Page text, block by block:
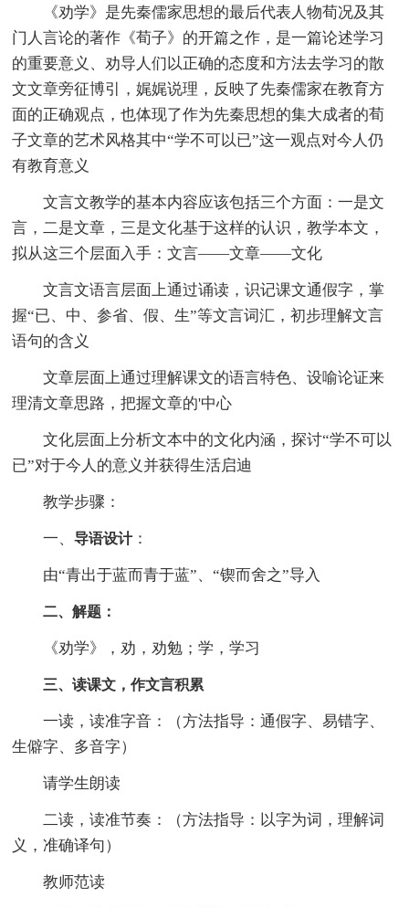
《劝学》是先秦儒家思想的最后代表人物荀况及其
门人言论的著作《荀子》的开篇之作，是一篇论述学习
的重要意义、劝导人们以正确的态度和方法去学习的散
文文章旁征博引，娓娓说理，反映了先秦儒家在教育方
面的正确观点，也体现了作为先秦思想的集大成者的荀
子文章的艺术风格其中“学不可以已”这一观点对今人仍
有教育意义
文言文教学的基本内容应该包括三个方面：一是文
言，二是文章，三是文化基于这样的认识，教学本文，
拟从这三个层面入手：文言——文章——文化
文言文语言层面上通过诵读，识记课文通假字，掌
握“已、中、参省、假、生”等文言词汇，初步理解文言
语句的含义
文章层面上通过理解课文的语言特色、设喻论证来
理清文章思路，把握文章的'中心
文化层面上分析文本中的文化内涵，探讨“学不可以
已”对于今人的意义并获得生活启迪
教学步骤：
一、导语设计：
由“青出于蓝而青于蓝”、“锲而舍之”导入
二、解题：
《劝学》，劝，劝勉；学，学习
三、读课文，作文言积累
一读，读准字音：（方法指导：通假字、易错字、
生僻字、多音字）
请学生朗读
二读，读准节奏：（方法指导：以字为词，理解词
义，准确译句）
教师范读